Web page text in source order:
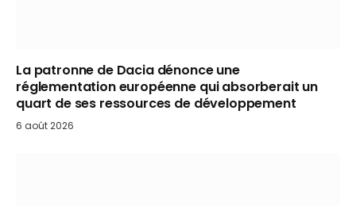
La patronne de Dacia dénonce une
réglementation européenne qui absorberait un
quart de ses ressources de développement
6 août 2026